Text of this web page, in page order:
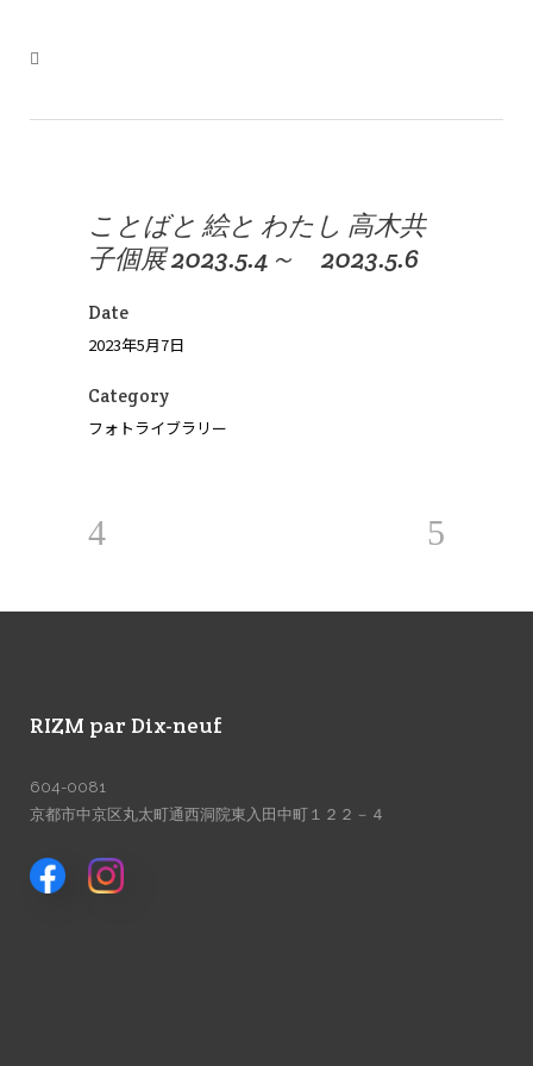
ことばと 絵と わたし 高木共
子個展 2023.5.4～ 2023.5.6
Date
2023年5月7日
Category
フォトライブラリー
RIZM par Dix-neuf
604-0081
京都市中京区丸太町通西洞院東入田中町１２２－４